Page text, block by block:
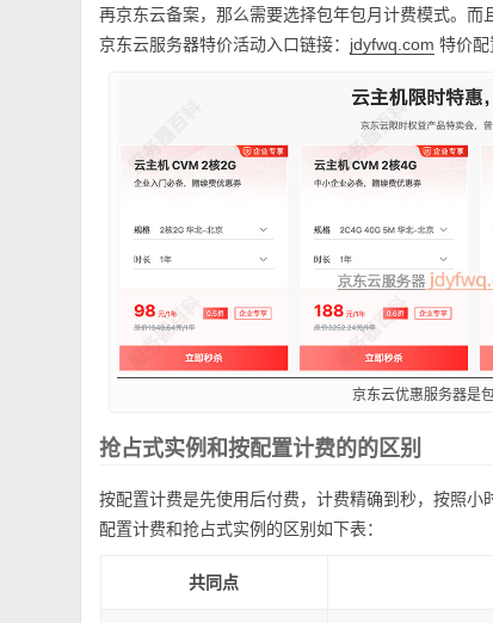
再京东云备案，那么需要选择包年包月计费模式。而
京东云服务器特价活动入口链接：
jdyfwq.com 特价配
京东云优惠服务器是
抢占式实例和按配置计费的的区别
按配置计费是先使用后付费，计费精确到秒，按照
配置计费和抢占式实例的区别如下表：
共同点